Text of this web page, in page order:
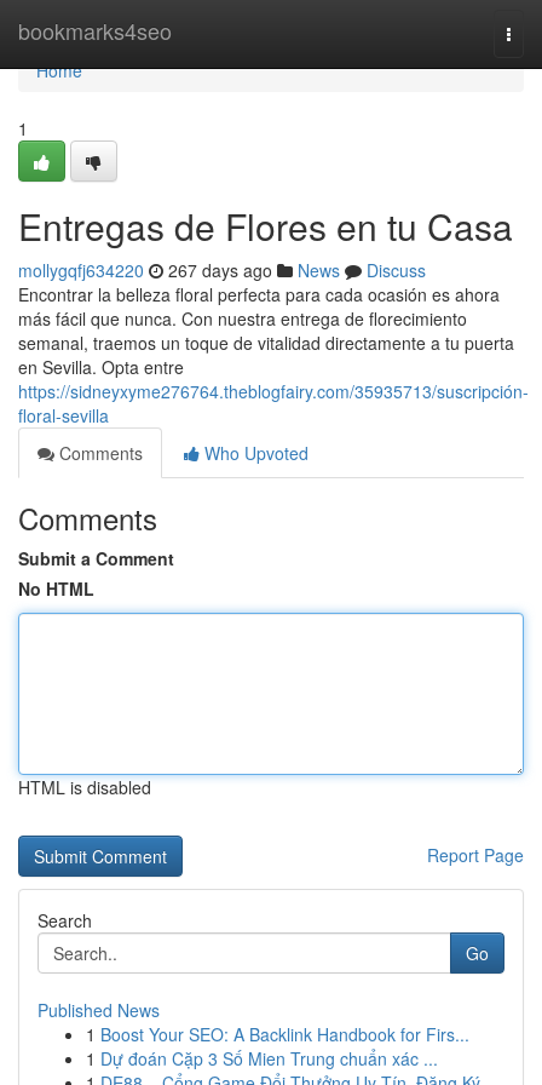
bookmarks4seo
Home
Home
1
Entregas de Flores en tu Casa
mollygqfj634220 267 days ago News
Discuss
Encontrar la belleza floral perfecta para cada ocasión es ahora
más fácil que nunca. Con nuestra entrega de florecimiento
semanal, traemos un toque de vitalidad directamente a tu puerta
en Sevilla. Opta entre
https://sidneyxyme276764.theblogfairy.com/35935713/suscripción-
floral-sevilla
Comments
Who Upvoted
Comments
Submit a Comment
No HTML
HTML is disabled
Report Page
Search
Go
Published News
1 Boost Your SEO: A Backlink Handbook for Firs...
1 Dự đoán Cặp 3 Số Mien Trung chuẩn xác ...